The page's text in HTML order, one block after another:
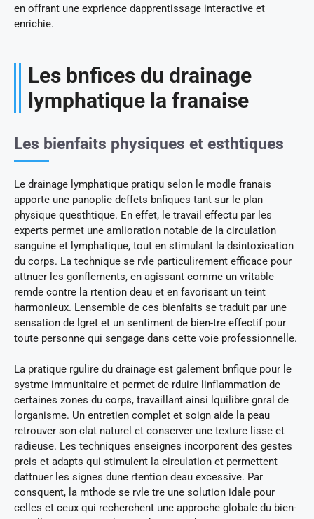
en offrant une exprience dapprentissage interactive et
enrichie.
Les bnfices du drainage
lymphatique la franaise
Les bienfaits physiques et esthtiques
Le drainage lymphatique pratiqu selon le modle franais
apporte une panoplie deffets bnfiques tant sur le plan
physique questhtique. En effet, le travail effectu par les
experts permet une amlioration notable de la circulation
sanguine et lymphatique, tout en stimulant la dsintoxication
du corps. La technique se rvle particulirement efficace pour
attnuer les gonflements, en agissant comme un vritable
remde contre la rtention deau et en favorisant un teint
harmonieux. Lensemble de ces bienfaits se traduit par une
sensation de lgret et un sentiment de bien-tre effectif pour
toute personne qui sengage dans cette voie professionnelle.
La pratique rgulire du drainage est galement bnfique pour le
systme immunitaire et permet de rduire linflammation de
certaines zones du corps, travaillant ainsi lquilibre gnral de
lorganisme. Un entretien complet et soign aide la peau
retrouver son clat naturel et conserver une texture lisse et
radieuse. Les techniques enseignes incorporent des gestes
prcis et adapts qui stimulent la circulation et permettent
dattnuer les signes dune rtention deau excessive. Par
consquent, la mthode se rvle tre une solution idale pour
celles et ceux qui recherchent une approche globale du bien-